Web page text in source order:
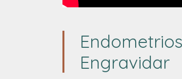
Engravidar